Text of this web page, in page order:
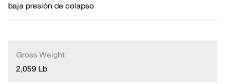
baja presión de colapso
Gross Weight
2,059 Lb